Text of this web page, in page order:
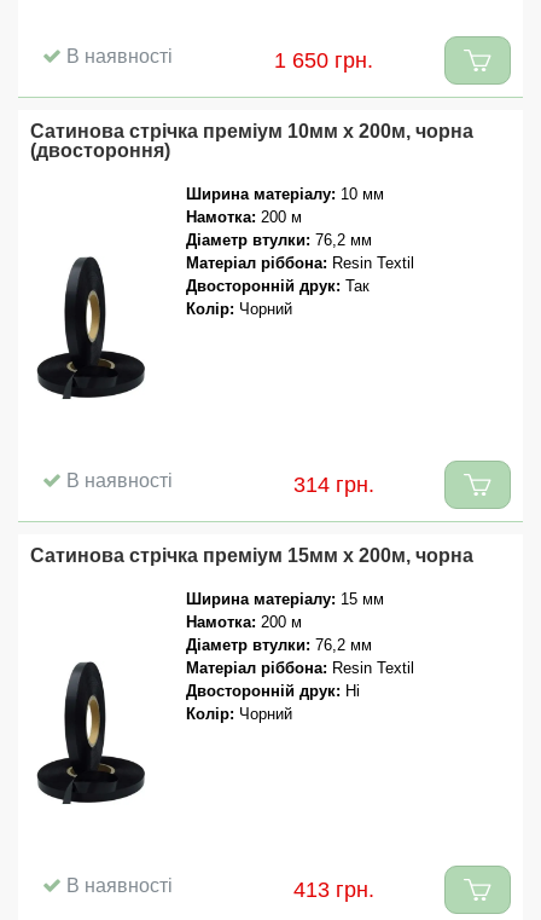
В наявності 1 650 грн.
Сатинова стрічка преміум 10мм x 200м, чорна
(двостороння)
Ширина матеріалу: 10 мм
Намотка: 200 м
Діаметр втулки: 76,2 мм
Матеріал ріббона: Resin Textil
Двосторонній друк: Так
Колір: Чорний
В наявності 314 грн.
Сатинова стрічка преміум 15мм x 200м, чорна
Ширина матеріалу: 15 мм
Намотка: 200 м
Діаметр втулки: 76,2 мм
Матеріал ріббона: Resin Textil
Двосторонній друк: Ні
Колір: Чорний
В наявності 413 грн.